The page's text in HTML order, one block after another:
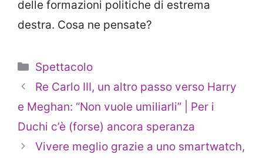
delle formazioni politiche di estrema
destra. Cosa ne pensate?
Categorie
Spettacolo
Re Carlo III, un altro passo verso Harry
e Meghan: “Non vuole umiliarli” | Per i
Duchi c’è (forse) ancora speranza
Vivere meglio grazie a uno smartwatch,